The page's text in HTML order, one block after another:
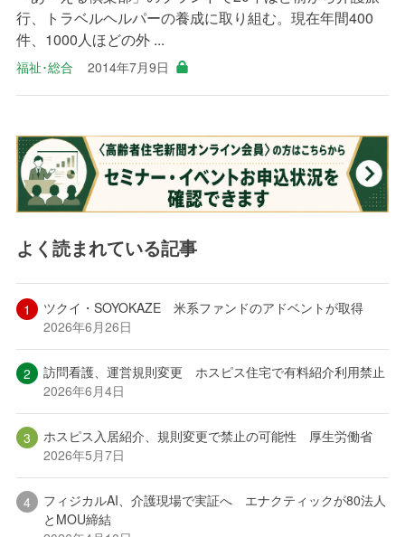
行、トラベルヘルパーの養成に取り組む。現在年間400
件、1000人ほどの外 ...
福祉･総合 2014年7月9日
よく読まれている記事
ツクイ・SOYOKAZE 米系ファンドのアドベントが取得
2026年6月26日
訪問看護、運営規則変更 ホスピス住宅で有料紹介利用禁止
2026年6月4日
ホスピス入居紹介、規則変更で禁止の可能性 厚生労働省
2026年5月7日
フィジカルAI、介護現場で実証へ エナクティックが80法人
とMOU締結